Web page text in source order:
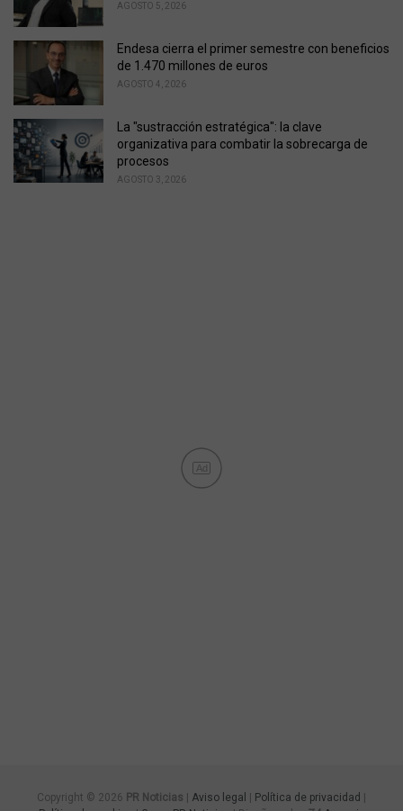
AGOSTO 5, 2026
Endesa cierra el primer semestre con beneficios
de 1.470 millones de euros
AGOSTO 4, 2026
La "sustracción estratégica": la clave
organizativa para combatir la sobrecarga de
procesos
AGOSTO 3, 2026
Ad
Copyright © 2026 PR Noticias | Aviso legal | Política de privacidad |